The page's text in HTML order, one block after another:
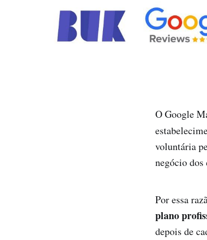
O Google
voluntária
negócio dos
Por essa
plano
depois de